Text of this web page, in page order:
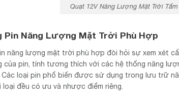
Quạt 12V Năng Lượng Mặt Trời
Pin Năng Lượng Mặt Trời Phù Hợp
năng lượng mặt trời phù hợp đòi hỏi sự xem xét
pin, tính tương thích với các hệ thống năng
Các loại pin phổ biến được sử dụng trong lưu trữ
đều có ưu và nhược điểm riêng.